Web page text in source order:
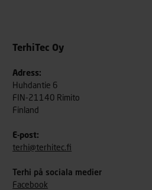
TerhiTec Oy
Adress:
Huhdantie 6
FIN-21140 Rimito
Finland
E-post:
terhi@terhitec.fi
Terhi på sociala medier
Facebook